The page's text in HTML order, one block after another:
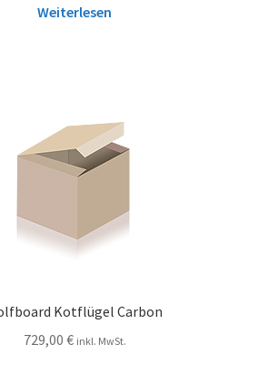
Weiterlesen
Kotflügel Carbon
729,00 € inkl. MwSt.